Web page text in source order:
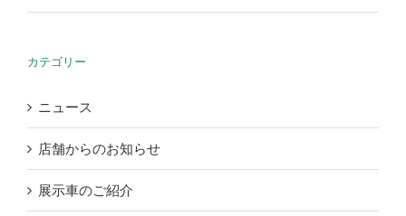
カテゴリー
ニュース
店舗からのお知らせ
展示車のご紹介